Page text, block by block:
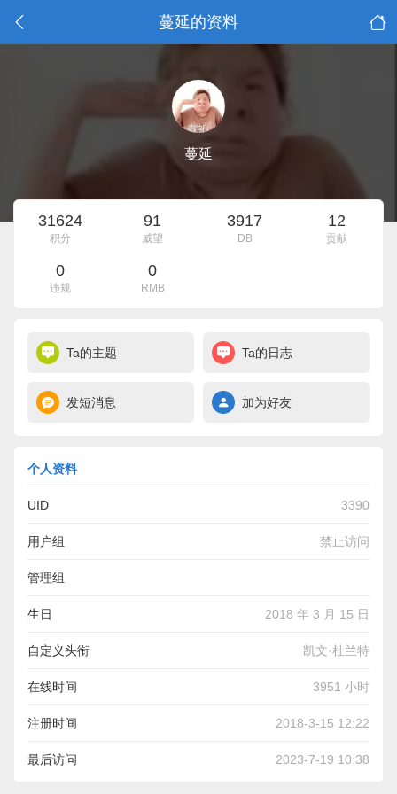
蔓延的资料
蔓延
31624
积分
91
威望
3917
DB
12
贡献
0
违规
0
RMB
Ta的主题 Ta的日志
发短消息 加为好友
个人资料
UID 3390
用户组 禁止访问
管理组
生日 2018 年 3 月 15 日
自定义头衔 凯文·杜兰特
在线时间 3951 小时
注册时间 2018-3-15 12:22
最后访问 2023-7-19 10:38